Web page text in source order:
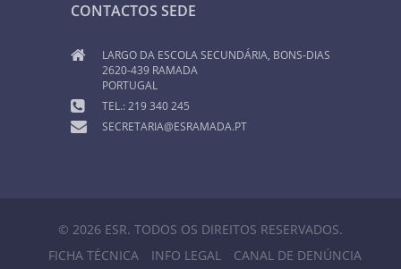
CONTACTOS SEDE
LARGO DA ESCOLA SECUNDÁRIA, BONS-DIAS
2620-439 RAMADA
PORTUGAL
TEL.: 219 340 245
SECRETARIA@ESRAMADA.PT
© 2026 ESR. TODOS OS DIREITOS RESERVADOS.
FICHA TÉCNICA
INFO LEGAL CANAL DE DENÚNCIA